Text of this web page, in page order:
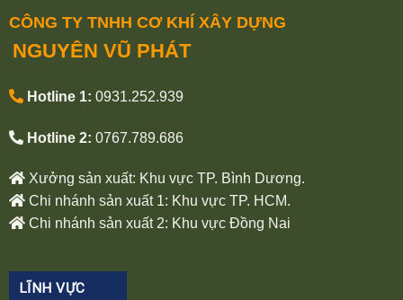
CÔNG TY TNHH CƠ KHÍ XÂY DỰNG
NGUYÊN VŨ PHÁT
Hotline 1: 0931.252.939
Hotline 2: 0767.789.686
Xưởng sản xuất: Khu vực TP. Bình Dương.
Chi nhánh sản xuất 1: Khu vực TP. HCM.
Chi nhánh sản xuất 2: Khu vực Đồng Nai
LĨNH VỰC